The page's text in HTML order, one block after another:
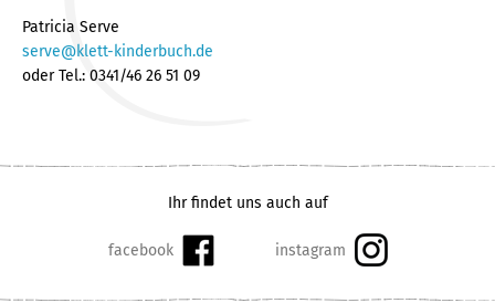
Patricia Serve
serve@klett-kinderbuch.de
oder Tel.: 0341/46 26 51 09
Ihr findet uns auch auf